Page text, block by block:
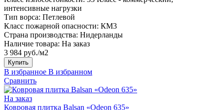
интенсивные нагрузки
Тип ворса: Петлевой
Класс пожарной опасности: КМ3
Страна производства: Нидерланды
Наличие товара: На заказ
3 984 руб./м2
Купить
В избранное В избранном
Сравнить
На заказ
Ковровая плитка Balsan «Odeon 635»